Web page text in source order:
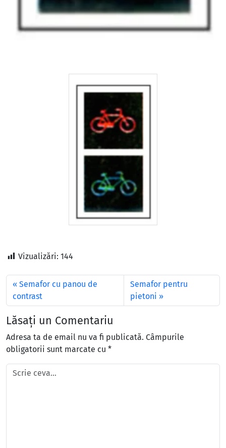
Vizualizări: 144
Semafor cu panou de
contrast
Semafor pentru
pietoni
Lăsați un Comentariu
Adresa ta de email nu va fi publicată. Câmpurile
obligatorii sunt marcate cu *